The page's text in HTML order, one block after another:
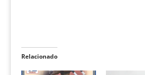
Relacionado